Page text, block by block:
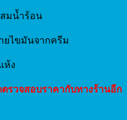
มน้ำร้อน
ยไขมันจากครีม
ห้ง
รวจสอบราคากับทางร้านอีก